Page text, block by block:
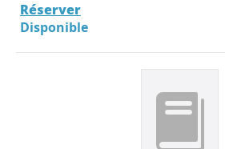
Réserver
Disponible